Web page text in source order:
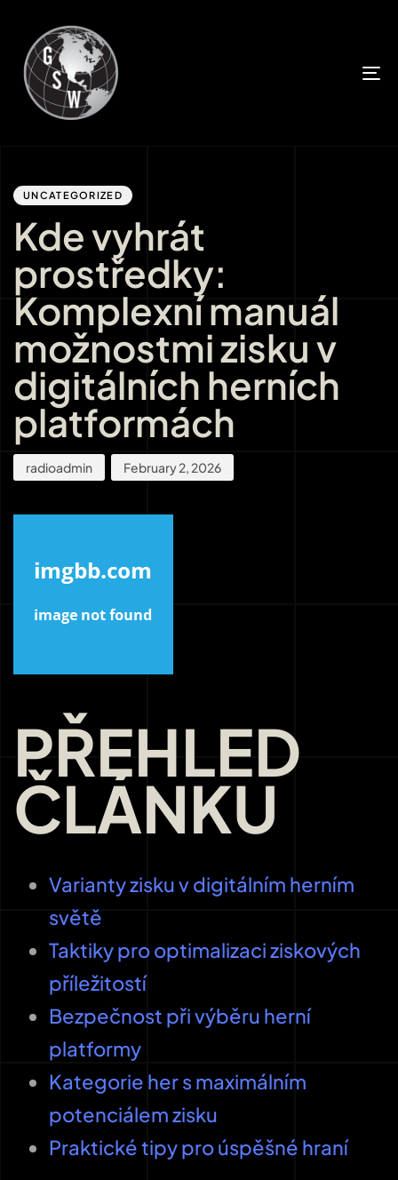
UNCATEGORIZED
Kde vyhrát
prostředky:
Komplexní manuál
možnostmi zisku v
digitálních herních
platformách
radioadmin February 2, 2026
PŘEHLED
ČLÁNKU
Varianty zisku v digitálním herním
světě
Taktiky pro optimalizaci ziskových
příležitostí
Bezpečnost při výběru herní
platformy
Kategorie her s maximálním
potenciálem zisku
Praktické tipy pro úspěšné hraní